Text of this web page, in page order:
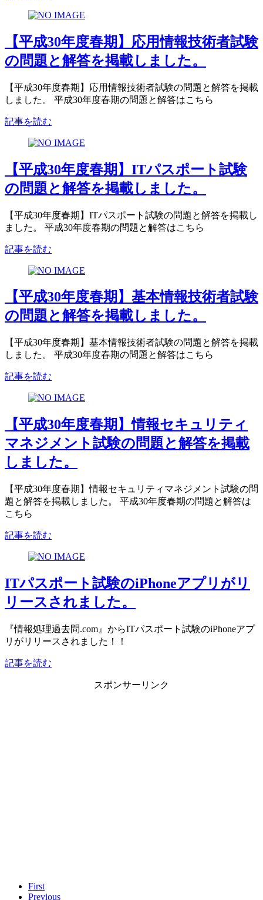
【平成30年度春期】応用情報技術者試験
の問題と解答を掲載しました。
【平成30年度春期】応用情報技術者試験の問題と解答を掲載
しました。 平成30年度春期の問題と解答はこちら
記事を読む
【平成30年度春期】ITパスポート試験
の問題と解答を掲載しました。
【平成30年度春期】ITパスポート試験の問題と解答を掲載し
ました。 平成30年度春期の問題と解答はこちら
記事を読む
【平成30年度春期】基本情報技術者試験
の問題と解答を掲載しました。
【平成30年度春期】基本情報技術者試験の問題と解答を掲載
しました。 平成30年度春期の問題と解答はこちら
記事を読む
【平成30年度春期】情報セキュリティ
マネジメント試験の問題と解答を掲載
しました。
【平成30年度春期】情報セキュリティマネジメント試験の問
題と解答を掲載しました。 平成30年度春期の問題と解答は
こちら
記事を読む
ITパスポート試験のiPhoneアプリがリ
リースされました。
『情報処理過去問.com』からITパスポート試験のiPhoneアプ
リがリリースされました！！
記事を読む
スポンサーリンク
First
Previous